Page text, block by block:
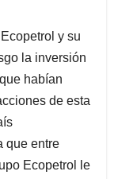
y su
la inversión
habían
de esta
que entre
Ecopetrol le